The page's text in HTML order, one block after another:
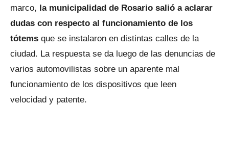
marco, la municipalidad de Rosario salió a aclarar
dudas con respecto al funcionamiento de los
tótems que se instalaron en distintas calles de la
ciudad. La respuesta se da luego de las denuncias de
varios automovilistas sobre un aparente mal
funcionamiento de los dispositivos que leen
velocidad y patente.